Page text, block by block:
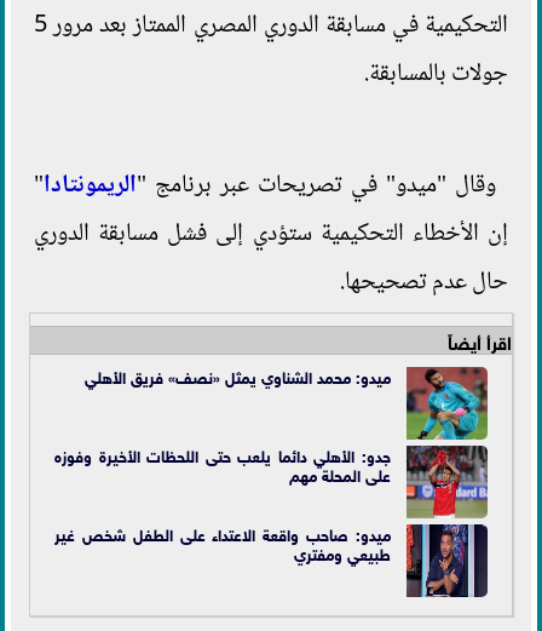
التحكيمية في مسابقة الدوري المصري الممتاز بعد مرور 5
جولات بالمسابقة.
وقال "ميدو" في تصريحات عبر برنامج "الريمونتادا"
إن الأخطاء التحكيمية ستؤدي إلى فشل مسابقة الدوري
حال عدم تصحيحها.
اقرأ أيضاً
ميدو: محمد الشناوي يمثل «نصف» فريق الأهلي
جدو: الأهلي دائما يلعب حتى اللحظات الأخيرة وفوزه
على المحلة مهم
ميدو: صاحب واقعة الاعتداء على الطفل شخص غير
طبيعي ومفتري